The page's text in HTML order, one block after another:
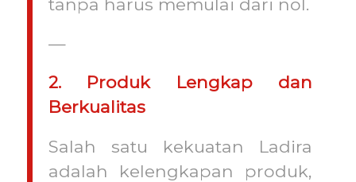
tanpa harus memulai dari nol.
—
2. Produk Lengkap dan
Berkualitas
Salah satu kekuatan Ladira
adalah kelengkapan produk,